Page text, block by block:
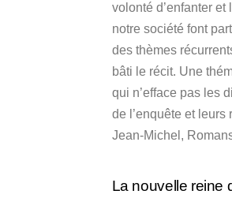
volonté d’enfanter et
notre société font
des thèmes
bâti le récit. Une
qui n’efface pas les
de l’enquête et
Jean-Michel,
La nouvelle reine